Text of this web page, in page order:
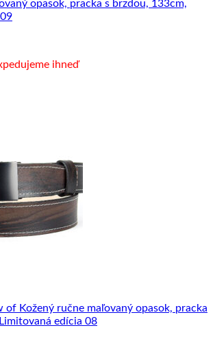
opasok, pracka s brzdou, 133cm,
ihneď